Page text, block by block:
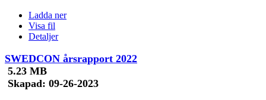
Ladda ner
Visa fil
Detaljer
SWEDCON årsrapport 2022
5.23 MB
Skapad: 09-26-2023